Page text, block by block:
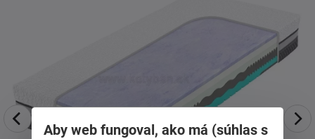
Aby web fungoval, ako má (súhlas s